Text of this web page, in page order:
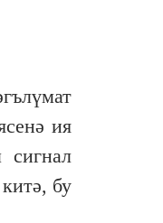
ия
сигнал
бу